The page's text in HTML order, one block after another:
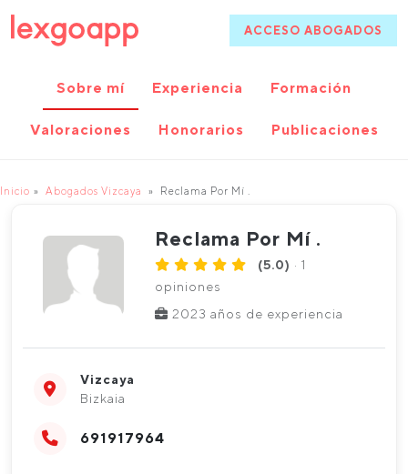
ACCESO ABOGADOS
Sobre mí Experiencia Formación
Valoraciones Honorarios Publicaciones
Inicio Abogados Vizcaya Reclama Por Mí .
Reclama Por Mí .
(5.0) · 1
opiniones
2023 años de experiencia
Vizcaya
Bizkaia
691917964